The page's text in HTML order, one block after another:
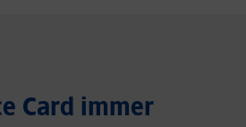
Card immer